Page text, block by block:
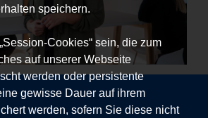
speichern.
Cookies“ sein, die zum
auf unserer Webseite
werden oder persistente
gewisse Dauer auf ihrem
werden, sofern Sie diese nicht